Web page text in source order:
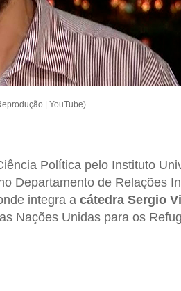
| YouTube)
Política pelo Instituto
Departamento de Relações
integra a cátedra Sergio
Nações Unidas para os